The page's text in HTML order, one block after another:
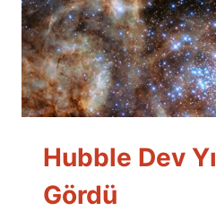
Hubble Dev
Gördü